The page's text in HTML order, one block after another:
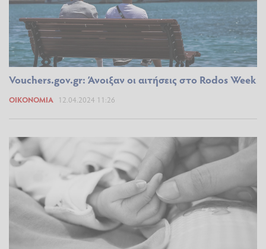
Vouchers.gov.gr: Άνοιξαν οι αιτήσεις στο Rodos Week
ΟΙΚΟΝΟΜΊΑ 12.04.2024 11:26